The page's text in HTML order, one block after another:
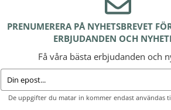
PRENUMERERA PÅ NYHETSBREVET
ERBJUDANDEN OCH
Få våra bästa erbjudanden och
De uppgifter du matar in kommer endast användas